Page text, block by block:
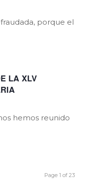
porque el
LA XLV
hemos reunido
Page 1 of 23